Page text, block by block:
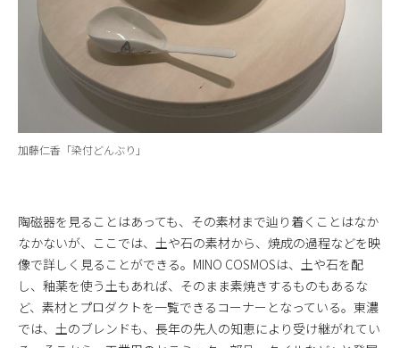
加藤仁香「染付どんぶり」
陶磁器を見ることはあっても、その素材まで辿り着くことはなか
なかないが、ここでは、土や石の素材から、焼成の過程などを映
像で詳しく見ることができる。MINO COSMOSは、土や石を配
し、釉薬を使う土もあれば、そのまま素焼きするものもあるな
ど、素材とプロダクトを一覧できるコーナーとなっている。東濃
では、土のブレンドも、長年の先人の知恵により受け継がれてい